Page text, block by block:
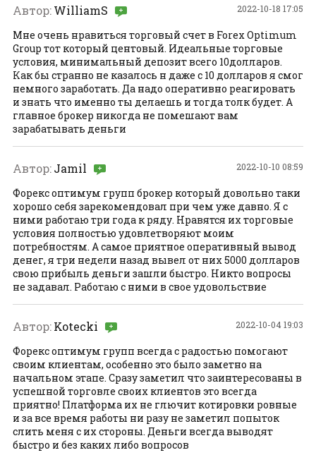
2022-10-18 17:05
Автор:WilliamS
Мне очень нравиться торговый счет в Forex Optimum
Group тот который центовый. Идеальные торговые
условия, минимальный депозит всего 10долларов.
Как бы странно не казалось н даже с 10 долларов я смог
немного заработать. Да надо оперативно реагировать
и знать что именно ты делаешь и тогда толк будет. А
главное брокер никогда не помешают вам
зарабатывать деньги
2022-10-10 08:59
Автор:Jamil
Форекс оптимум групп брокер который довольно таки
хорошо себя зарекомендовал при чем уже давно. Я с
ними работаю три года к ряду. Нравятся их торговые
условия полностью удовлетворяют моим
потребностям. А самое приятное оперативный вывод
денег, я три недели назад вывел от них 5000 долларов
свою прибыль деньги зашли быстро. Никто вопросы
не задавал. Работаю с ними в свое удовольствие
2022-10-04 19:03
Автор:Kotecki
Форекс оптимум групп всегда с радостью помогают
своим клиентам, особенно это было заметно на
начальном этапе. Сразу заметил что заинтересованы в
успешной торговле своих клиентов это всегда
приятно! Платформа их не глючит котировки ровные
и за все время работы ни разу не заметил попыток
слить меня с их стороны. Деньги всегда выводят
быстро и без каких либо вопросов